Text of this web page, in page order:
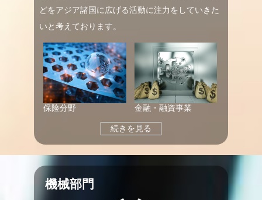
どをアジア諸国に広げる活動に注力をしていきた
いと考えております。
保险分野 金融・融資事業
続きを見る
機械部門